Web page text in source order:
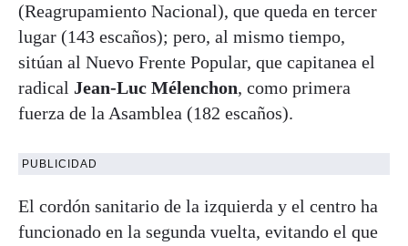
(Reagrupamiento Nacional), que queda en tercer
lugar (143 escaños); pero, al mismo tiempo,
sitúan al Nuevo Frente Popular, que capitanea el
radical Jean-Luc Mélenchon, como primera
fuerza de la Asamblea (182 escaños).
PUBLICIDAD
El cordón sanitario de la izquierda y el centro ha
funcionado en la segunda vuelta, evitando el que